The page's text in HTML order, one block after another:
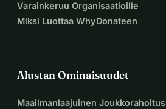
Varainkeruu Organisaatioille
Miksi Luottaa WhyDonateen
Alustan Ominaisuudet
Maailmanlaajuinen Joukkorahoitus